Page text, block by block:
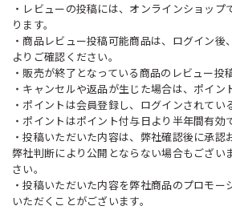
・レビューの投稿には、オンラインショップ
ります。
・商品レビュー投稿可能商品は、ログイン後
よりご確認ください。
・販売が終了となっている商品のレビュー投
・キャンセルや返品が生じた場合は、ポイン
・ポイントは会員登録し、ログインされてい
・ポイントはポイント付与日より半年間有効
・投稿いただいた内容は、弊社確認後に承認
弊社判断により公開とならない場合もござい
さい。
・投稿いただいた内容を弊社商品のプロモー
いただくことがございます。